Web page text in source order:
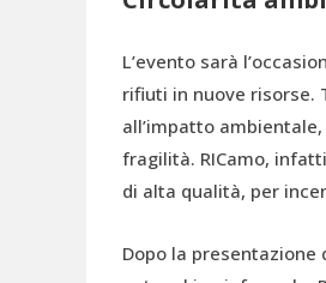
L’evento sarà
rifiuti in nuove risorse.
all’impatto
fragilità. RICamo,
di alta qualità, per
Dopo la